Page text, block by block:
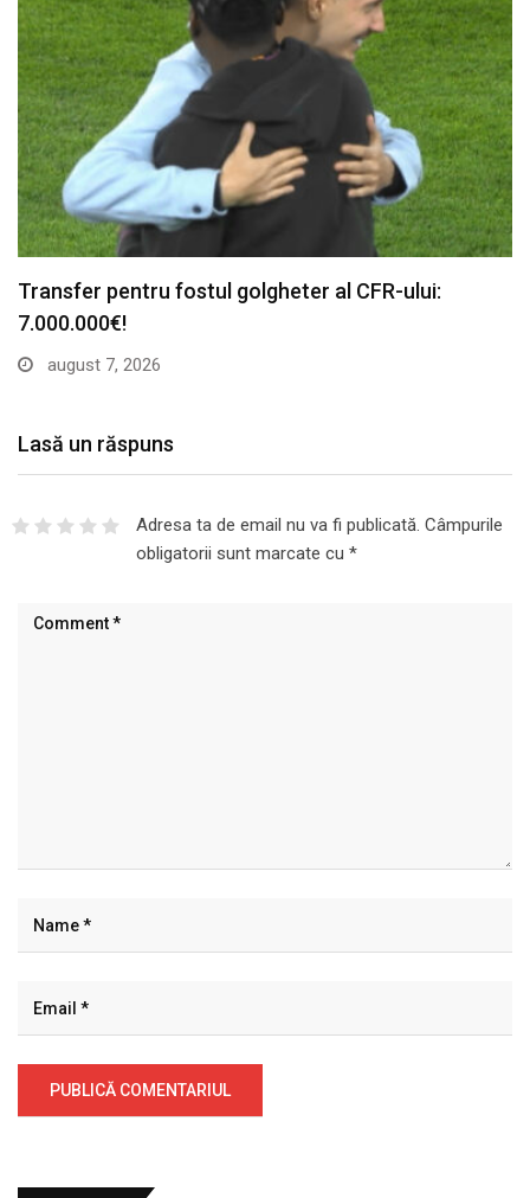
Lasă un răspuns
Adresa ta de email nu va fi publicată. Câmpurile
obligatorii sunt marcate cu *